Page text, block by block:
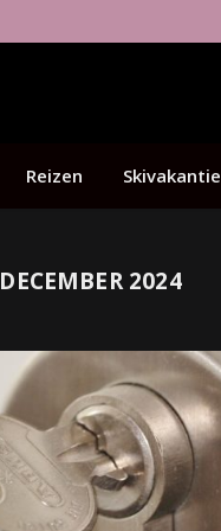
Reizen Skivakantie
DECEMBER 2024